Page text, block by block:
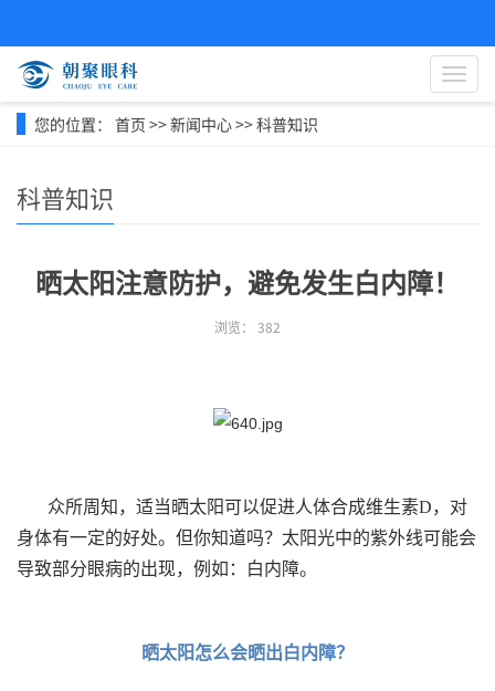
导
航
您的位置： 首页 >>新闻中心>>科普知识
科普知识
晒太阳注意防护，避免发生白内障！
浏览： 382
众所周知，适当晒太阳可以促进人体合成维生素D，对
身体有一定的好处。但你知道吗？太阳光中的紫外线可能会
导致部分眼病的出现，例如：白内障。
晒太阳怎么会晒出白内障？